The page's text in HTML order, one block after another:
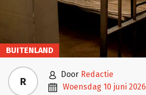
BUITENLAND
R  door Redactie
 woensdag 10 juni 2026